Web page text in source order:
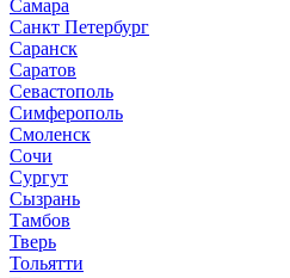
Самара
Санкт Петербург
Саранск
Саратов
Севастополь
Симферополь
Смоленск
Сочи
Сургут
Сызрань
Тамбов
Тверь
Тольятти